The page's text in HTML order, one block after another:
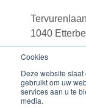
Cookies
Deze website
gebruikt om uw
services aan u te
media.
1040
Tel: +32
E-mail: